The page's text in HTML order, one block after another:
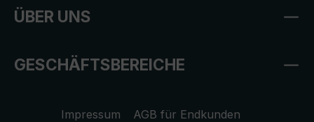
ÜBER UNS
GESCHÄFTSBEREICHE
Impressum
AGB für Endkunden